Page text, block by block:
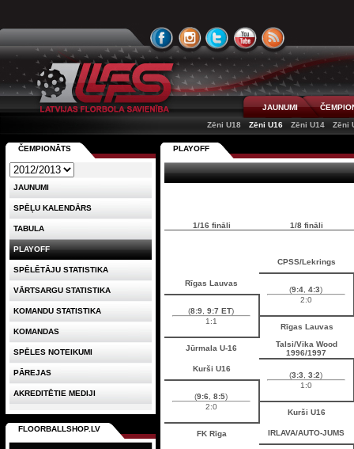
JAUNUMI
Zēni U18
Zēni U16 Zēni U14 Zēni
PLAYOFF
1/16 fināli 1/8 fināli
CPSS/Lekrings
Rīgas Lauvas
(9:4 ,4:3)
2:0
(8:9 ,9:7 ET)
1:1
Rīgas Lauvas
Jūrmala U-16
Talsi/Vika Wood
1996/1997
Kurši U16
(3:3 ,3:2)
1:0
(9:6 ,8:5)
2:0
Kurši U16
FK Rīga IRLAVA/AUTO-JUMS
ČEMPIONĀTS
JAUNUMI
SPĒĻU KALENDĀRS
TABULA
PLAYOFF
SPĒLĒTĀJU STATISTIKA
VĀRTSARGU STATISTIKA
KOMANDU STATISTIKA
KOMANDAS
SPĒLES NOTEIKUMI
PĀREJAS
AKREDITĒTIE MEDIJI
FLOORBALLSHOP.LV